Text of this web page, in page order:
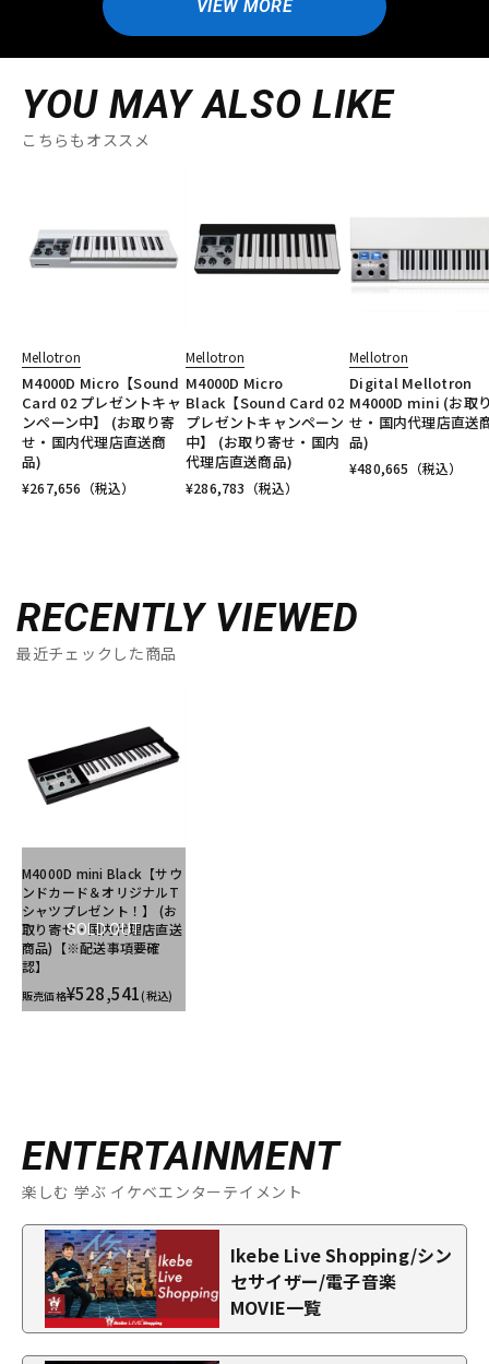
VIEW MORE
YOU MAY ALSO LIKE
こちらもオススメ
Mellotron
M4000D Micro【Sound
Card 02 プレゼントキャ
ンペーン中】 (お取り寄
せ・国内代理店直送商
品)
¥267,656 （税込）
Mellotron
M4000D Micro
Black【Sound Card 02
プレゼントキャンペーン
中】 (お取り寄せ・国内
代理店直送商品)
¥286,783 （税込）
Mellotron
Digital Mellotron
M4000D mini (お取
せ・国内代理店直送
品)
¥480,665 （税込）
RECENTLY VIEWED
最近チェックした商品
SOLD OUT
M4000D mini Black【サウ
ンドカード＆オリジナルT
シャツプレゼント！】 (お
取り寄せ・国内代理店直送
商品)【※配送事項要確
認】
販売価格¥528,541(税込)
ENTERTAINMENT
楽しむ 学ぶ イケベエンターテイメント
Ikebe Live Shopping/シン
セサイザー/電子音楽
MOVIE一覧